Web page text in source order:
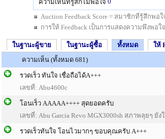
ความเห็นที่รู้สึกไม่พอใจ
Auction Feedback Score = สมาชิกที่รู้สึก
การให้ Feedback เป็นการแสดงความพึงพ
ในฐานะผู้ขาย ในฐานะผู้ซื้อ ทั้งหมด
ให้
ความเห็น (ทั้งหมด 681)
รวดเร็ว ทันใจ เชื่อถือได้A+++
เลขที่: Abu4600c
โอนเร็ว AAAAA++++ สุดยอดครับ
เลขที่: Abu Garcia Revo MGX3000sh สภาพลุยๆ ยั
รวดเร็วทันใจ โอนไวมากๆ ขอบคุณครับ A+++